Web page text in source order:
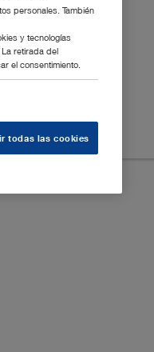
personales. También
y tecnologías
retirada del
el consentimiento.
todas las cookies